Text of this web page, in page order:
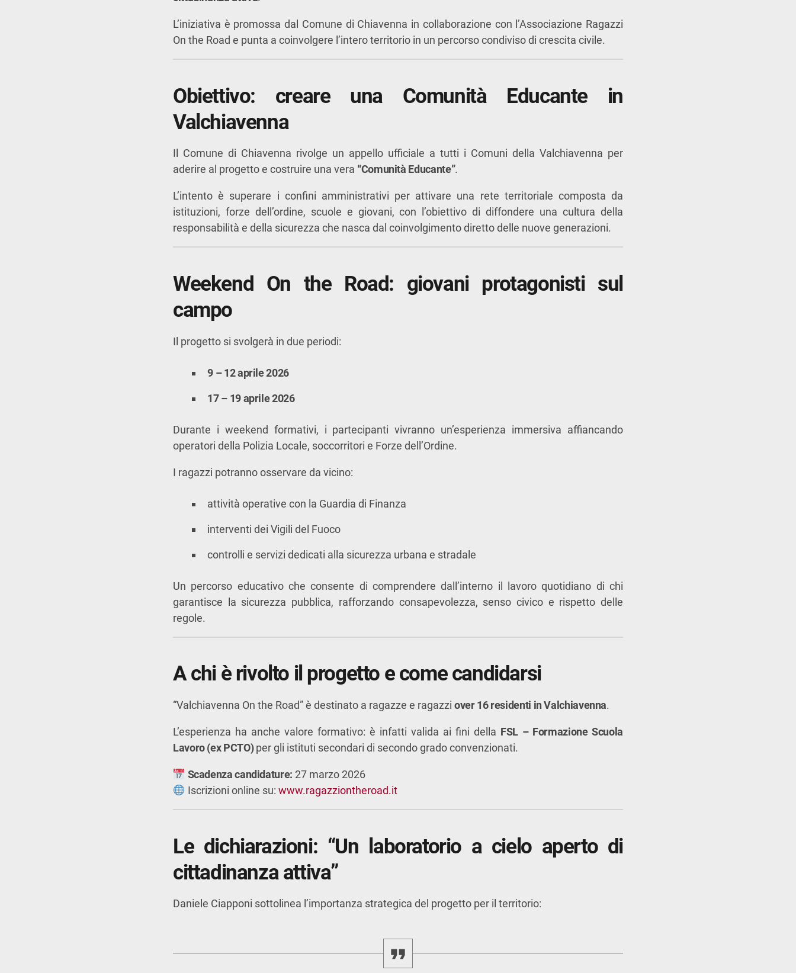
L’iniziativa è promossa dal Comune di Chiavenna in collaborazione con l’Associazione Ragazzi
On the Road e punta a coinvolgere l’intero territorio in un percorso condiviso di crescita civile.
Obiettivo: creare una Comunità Educante in
Valchiavenna
Il Comune di Chiavenna rivolge un appello ufficiale a tutti i Comuni della Valchiavenna per
aderire al progetto e costruire una vera “Comunità Educante”.
L’intento è superare i confini amministrativi per attivare una rete territoriale composta da
istituzioni, forze dell’ordine, scuole e giovani, con l’obiettivo di diffondere una cultura della
responsabilità e della sicurezza che nasca dal coinvolgimento diretto delle nuove generazioni.
Weekend On the Road: giovani protagonisti sul
campo
Il progetto si svolgerà in due periodi:
9 – 12 aprile 2026
17 – 19 aprile 2026
Durante i weekend formativi, i partecipanti vivranno un’esperienza immersiva affiancando
operatori della Polizia Locale, soccorritori e Forze dell’Ordine.
I ragazzi potranno osservare da vicino:
attività operative con la Guardia di Finanza
interventi dei Vigili del Fuoco
controlli e servizi dedicati alla sicurezza urbana e stradale
Un percorso educativo che consente di comprendere dall’interno il lavoro quotidiano di chi
garantisce la sicurezza pubblica, rafforzando consapevolezza, senso civico e rispetto delle
regole.
A chi è rivolto il progetto e come candidarsi
“Valchiavenna On the Road” è destinato a ragazze e ragazzi over 16 residenti in Valchiavenna.
L’esperienza ha anche valore formativo: è infatti valida ai fini della FSL – Formazione Scuola
Lavoro (ex PCTO)per gli istituti secondari di secondo grado convenzionati.
Scadenza candidature: 27 marzo 2026
Iscrizioni online su: www.ragazziontheroad.it
Le dichiarazioni: “Un laboratorio a cielo aperto di
cittadinanza attiva”
Daniele Ciapponi sottolinea l’importanza strategica del progetto per il territorio: